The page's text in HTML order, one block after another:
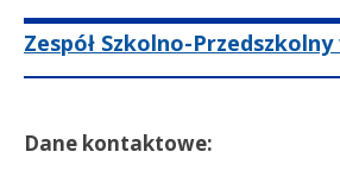
Treść
Zespół Szkolno-Przedszkolny
Dane kontaktowe: